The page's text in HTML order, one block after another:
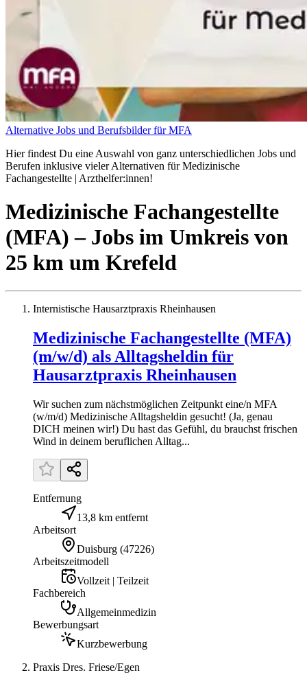
Alternative Jobs und Berufsbilder für MFA
Hier findest Du eine Auswahl von ganz unterschiedlichen Jobs und
Berufen inklusive vieler Alternativen für Medizinische
Fachangestellte | Arzthelfer:innen!
Medizinische Fachangestellte
(MFA) – Jobs im Umkreis von
25 km um Krefeld
Internistische Hausarztpraxis Rheinhausen
Medizinische Fachangestellte (MFA)
(m/w/d) als Alltagsheldin für
Hausarztpraxis Rheinhausen
Wir suchen zum nächstmöglichen Zeitpunkt eine/n MFA
(w/m/d) Medizinische Alltagsheldin gesucht! (Ja, genau
DICH meinen wir!) Du hast das Gefühl, du brauchst frischen
Wind in deinem beruflichen Alltag...
Entfernung
13,8 km entfernt
Arbeitsort
Duisburg (47226)
Arbeitszeitmodell
Vollzeit | Teilzeit
Fachbereich
Allgemeinmedizin
Bewerbungsart
Kurzbewerbung
Praxis Dres. Friese/Egen